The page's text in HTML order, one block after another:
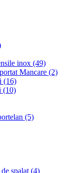
inox (49)
Mancare (2)
(16)
(10)
(5)
spalat (4)